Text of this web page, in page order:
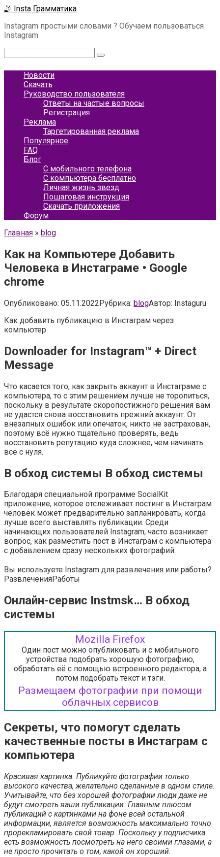
Перейти
контенту
🤳 Insta Грамматика
Instagram простыми словами ? Обучаем пользоваться
Instagram
Новости
Скачать
Руководство пользователя
Ответы на частые вопросы
Регистрация
Реклама
Таргетированная реклама
Популярное
FAQ
Блог
С мобильного телефона
С компьютера бесплатно
Личная жизнь звезд
Пошаговая инструкция
Скачать приложения
Форум
Главная » blog
Как на Компьютере Добавить
Человека в Инстаграме • Google
chrome
Опубликовано: 05.11.2022Рубрика: blogАвтор: Instaguru
Как добавить публикацию в Инстаграм через
компьютер
Downloader for Instagram™ + Direct
Message
Что касается того, как закрыть аккаунт в Инстаграме с
компьютера, то с этим решением лучше не торопиться,
поскольку в результате скоропостижного решения вам
не удастся снова восстановить прежний аккаунт. От
внезапных ошибок или опечаток, никто не застрахован,
поэтому всё нужно тщательно проверять, ведь
восстановить репутацию куда сложнее, чем начинать
всё с нуля.
В обход системы В обход системы
Благодаря специальной программе SocialKit
приложение, которое отслеживает постинг в Инстаграм
человек может предварительно запланировать, когда
лучше всего выставлять публикации. Среди
начинающих пользователей Instagram, часто возникает
вопрос, как разместить пост в Инстаграм с компьютера
с добавлением сразу нескольких фотографий.
Вы используете Instagram для развлечения или работы?
РазвлеченияРаботы
Онлайн-сервис Instmsk… В обход
системы
Mozilla Firefox
Один пост можно опубликовать и с мобильного
устройства подобрать хорошую фотографию,
обработать её с помощью встроенного редактора, а
потом подобрать текст и тэги.
Размещаем фотографии при помощи
облачных сервисов
Секреты, что помогут сделать
качественные посты в Инстаграм с
компьютера
Красивая картинка. Публикуйте фотографии только
высокого качества, желательно сделанные в одном стиле.
Учитывайте, что без хорошей фотографии люди даже не
будут смотреть ваши публикации. Главным плюсом
публикаций с картинками на фоне всей остальной
информации, является возможность максимально точно
прорекламировать свой товар. Поскольку у подписчика
есть возможность посмотреть на него своими глазами, а
не просто прочитать о том, какой он хороший.